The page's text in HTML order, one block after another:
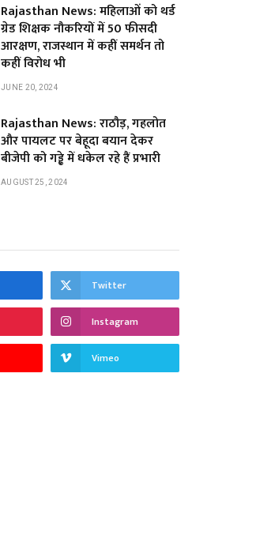
Rajasthan News: महिलाओं को थर्ड
ग्रेड शिक्षक नौकरियों में 50 फीसदी
आरक्षण, राजस्थान में कहीं समर्थन तो
कहीं विरोध भी
JUNE 20, 2024
Rajasthan News: राठौड़, गहलोत
और पायलट पर बेहूदा बयान देकर
बीजेपी को गड्ढे में धकेल रहे हैं प्रभारी
AUGUST 25, 2024
Twitter
Instagram
Vimeo